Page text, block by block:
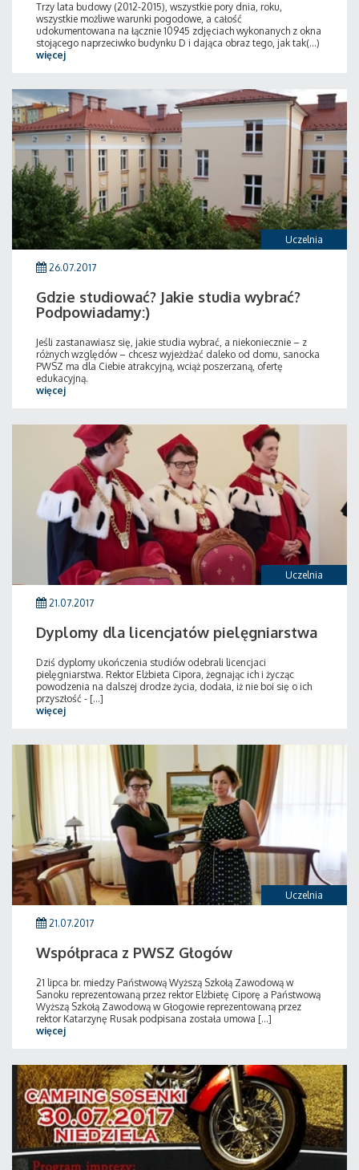
Trzy lata budowy (2012-2015), wszystkie pory dnia, roku,
wszystkie możliwe warunki pogodowe, a całość
udokumentowana na łącznie 10945 zdjęciach wykonanych z okna
stojącego naprzeciwko budynku D i dająca obraz tego, jak tak(...)
więcej
Uczelnia
26.07.2017
Gdzie studiować? Jakie studia wybrać?
Podpowiadamy:)
Jeśli zastanawiasz się, jakie studia wybrać, a niekoniecznie – z
różnych względów – chcesz wyjeżdżać daleko od domu, sanocka
PWSZ ma dla Ciebie atrakcyjną, wciąż poszerzaną, ofertę
edukacyjną.
więcej
Uczelnia
21.07.2017
Dyplomy dla licencjatów pielęgniarstwa
Dziś dyplomy ukończenia studiów odebrali licencjaci
pielęgniarstwa. Rektor Elżbieta Cipora, żegnając ich i życząc
powodzenia na dalszej drodze życia, dodała, iż nie boi się o ich
przyszłość - [...]
więcej
Uczelnia
21.07.2017
Współpraca z PWSZ Głogów
21 lipca br. miedzy Państwową Wyższą Szkołą Zawodową w
Sanoku reprezentowaną przez rektor Elżbietę Ciporę a Państwową
Wyższą Szkołą Zawodową w Głogowie reprezentowaną przez
rektor Katarzynę Rusak podpisana została umowa [...]
więcej